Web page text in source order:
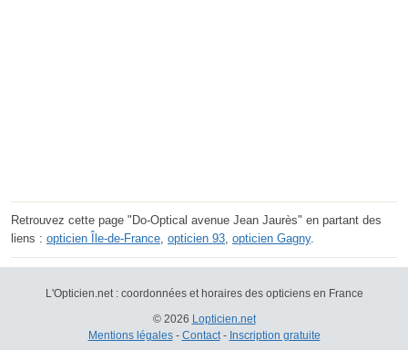
Retrouvez cette page "Do-Optical avenue Jean Jaurès" en partant des
liens : opticien Île-de-France, opticien 93, opticien Gagny.
L'Opticien.net : coordonnées et horaires des opticiens en France
© 2026 Lopticien.net
Mentions légales- Contact- Inscription gratuite